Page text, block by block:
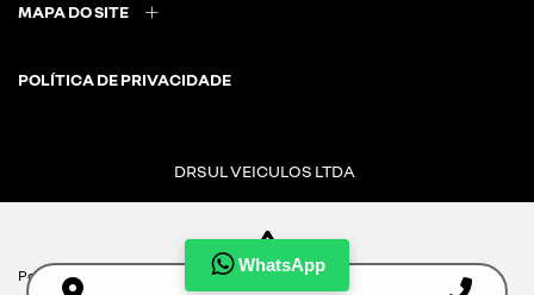
WhatsApp
MAPA DO SITE
POLÍTICA DE PRIVACIDADE
DRSUL VEICULOS LTDA
Para otimizar sua experiência durante a navegação, fazemos uso de